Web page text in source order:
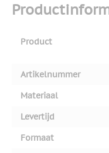
Product
Artikelnummer
Materiaal
Levertijd
Formaat